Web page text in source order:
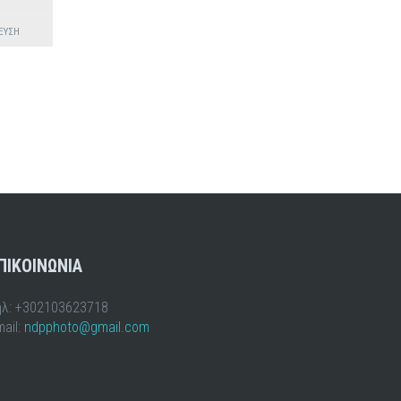
+302103623718
ndpphoto@gmail.com